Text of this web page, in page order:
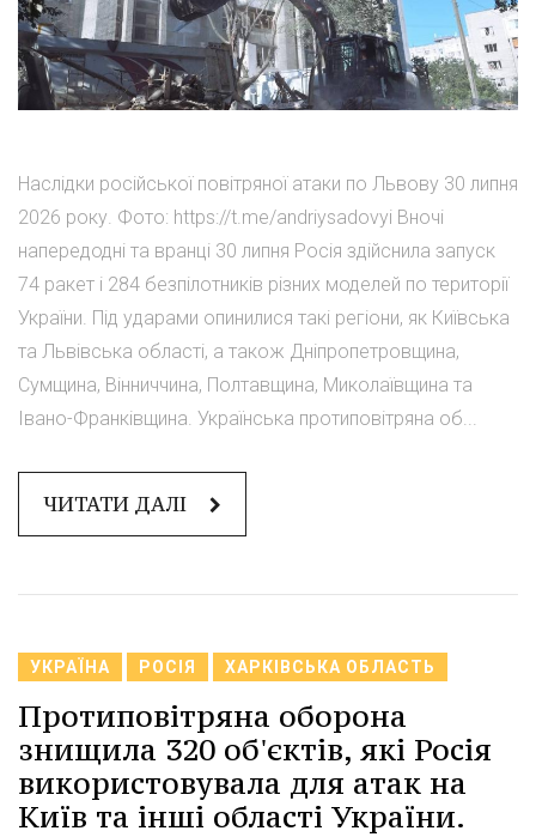
Наслідки російської повітряної атаки по Львову 30 липня
2026 року. Фото: https://t.me/andriysadovyi Вночі
напередодні та вранці 30 липня Росія здійснила запуск
74 ракет і 284 безпілотників різних моделей по території
України. Під ударами опинилися такі регіони, як Київська
та Львівська області, а також Дніпропетровщина,
Сумщина, Вінниччина, Полтавщина, Миколаївщина та
Івано-Франківщина. Українська протиповітряна об...
ЧИТАТИ ДАЛІ
УКРАЇНА РОСІЯ ХАРКІВСЬКА ОБЛАСТЬ
Протиповітряна оборона
знищила 320 об'єктів, які Росія
використовувала для атак на
Київ та інші області України.